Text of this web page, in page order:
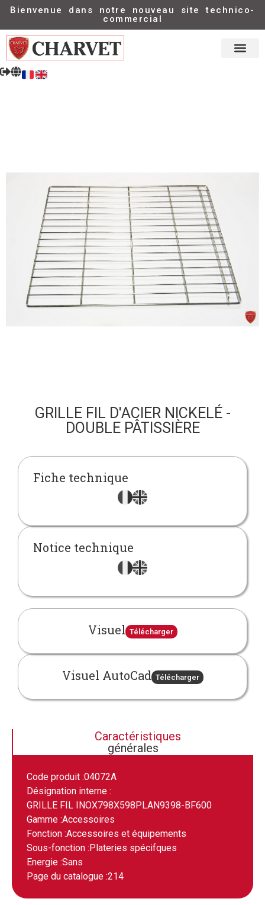
Bienvenue dans notre nouveau site technico-
commercial
GRILLE FIL D'ACIER NICKELÉ -
DOUBLE PÂTISSIÈRE
Fiche technique
Notice technique
Visuel Télécharger
Visuel AutoCad Télécharger
Caractéristiques
générales
Code produit :04072A
Désignation interne :
GRILLE FIL INOX798X598PLAN9398-BF600
Gamme :Accessoires
Fonction :Accessoires et équipements
Sous-fonction :Plateries spécifques
Energie :Sans
Page du catalogue :214